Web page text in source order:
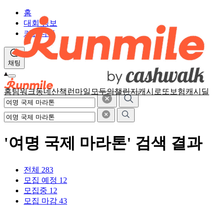
홈팀워크동네산책 런마일 모두의챌린지캐시로또 보험캐시딜
홈
대회 정보
커뮤니티
채팅
'여명 국제 마라톤' 검색 결과
전체 283
모집 예정 12
모집중 12
모집 마감 43